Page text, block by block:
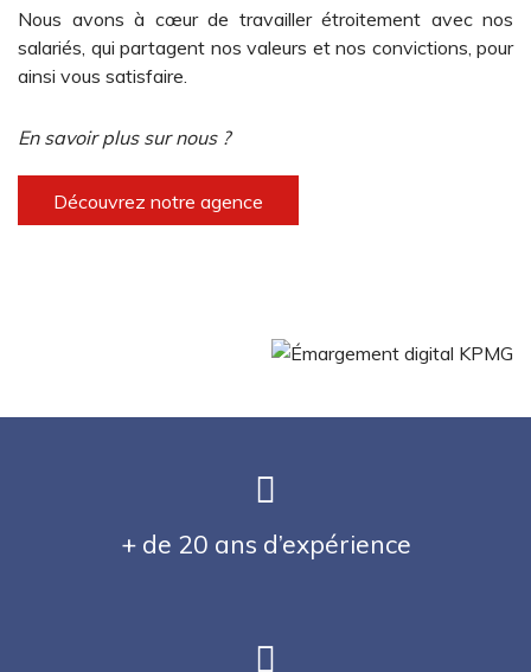
Nous avons à cœur de travailler étroitement avec nos
salariés, qui partagent nos valeurs et nos convictions, pour
ainsi vous satisfaire.
En savoir plus sur nous ?
Découvrez notre agence
+ de 20 ans d’expérience